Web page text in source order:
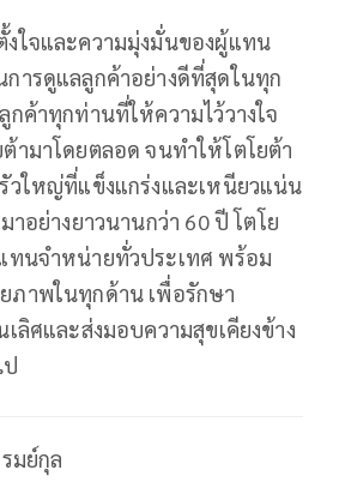
ใจและความมุ่งมั่นของผู้แทน
การดูแลลูกค้าอย่างดีที่สุดในทุก
ค้าทุกท่านที่ให้ความไว้วางใจ
ามาโดยตลอด จนทำให้โตโยต้า
วใหญ่ที่แข็งแกร่งและเหนียวแน่น
าอย่างยาวนานกว่า 60 ปี โตโย
ทนจำหน่ายทั่วประเทศ พร้อม
าพในทุกด้าน เพื่อรักษา
ลิศและส่งมอบความสุขเคียงข้าง
มย์กุล